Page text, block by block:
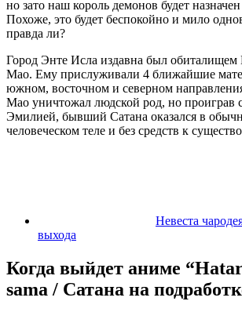
но зато наш король демонов будет
Похоже, это будет беспокойно и мило
правда ли?
Город Энте Исла издавна был
Мао. Ему прислуживали 4 ближайшие
южном, восточном и северном
Мао уничтожал людской род, но проиграв
Эмилией, бывший Сатана оказался в
человеческом теле и без средств к
Невеста
выхода
Когда выйдет аниме
sama / Сатана на